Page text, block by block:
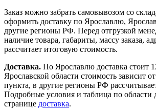
Заказ можно забрать самовывозом со
оформить доставку по Ярославлю,
другие регионы РФ. Перед отгрузкой
наличие товара, габариты, массу заказа,
рассчитает итоговую стоимость.
Доставка. По Ярославлю доставка стоит
Ярославской области стоимость зависит
пункта, в другие регионы РФ
Подробные условия и таблица по области
странице доставка.